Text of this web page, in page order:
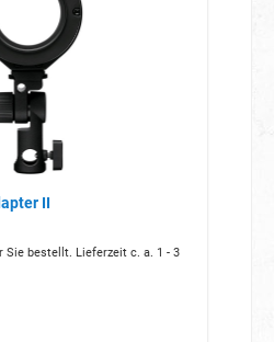
II
Sie bestellt. Lieferzeit c. a. 1 - 3